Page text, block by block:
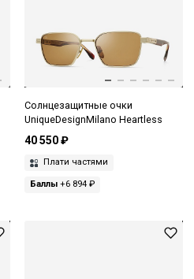
Солнцезащитные очки
UniqueDesignMilano Heartless
40 550 ₽
Плати частями
Баллы+6 894 ₽